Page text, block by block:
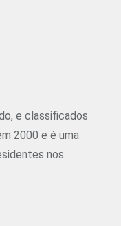
e classificados
2000 e é uma
nos